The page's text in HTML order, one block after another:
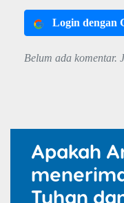
Login dengan
Belum ada komentar.
Apakah
Tuhan